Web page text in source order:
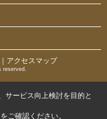
｜アクセスマップ
reserved.
サービス向上検討を目的と
をご確認ください。